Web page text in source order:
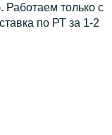
Работаем только с
по РТ за 1-2